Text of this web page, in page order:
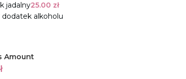
jadalny25.00 zł
dodatek alkoholu
Amount